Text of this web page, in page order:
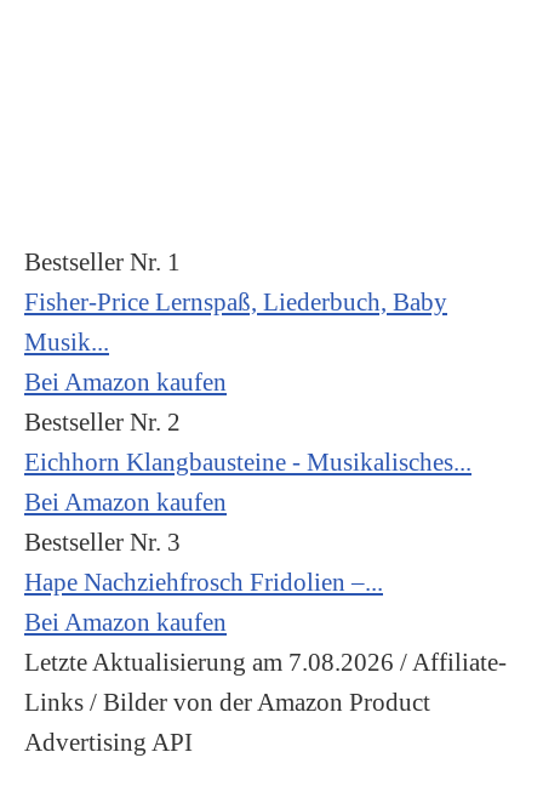
Bestseller Nr. 1
Fisher-Price Lernspaß, Liederbuch, Baby
Musik...
Bei Amazon kaufen
Bestseller Nr. 2
Eichhorn Klangbausteine - Musikalisches...
Bei Amazon kaufen
Bestseller Nr. 3
Hape Nachziehfrosch Fridolien –...
Bei Amazon kaufen
Letzte Aktualisierung am 7.08.2026 / Affiliate-
Links / Bilder von der Amazon Product
Advertising API